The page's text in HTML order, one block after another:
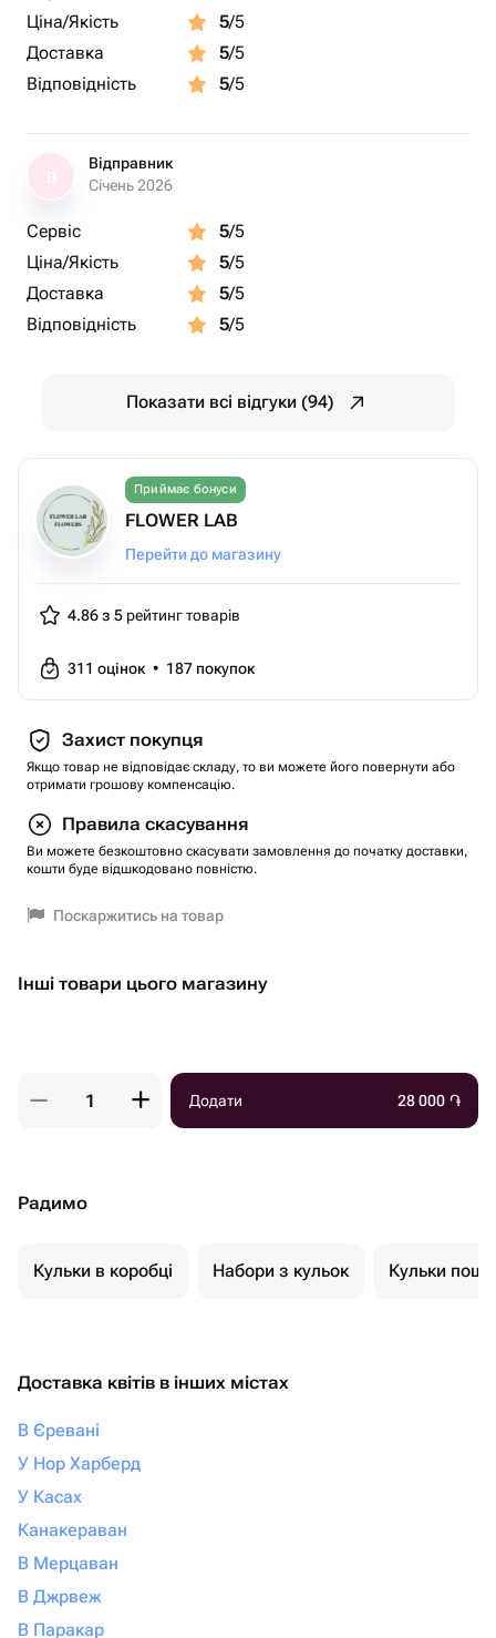
Ціна/Якість
5/5
Доставка
5/5
Відповідність
5/5
Відправник
Січень 2026
Сервіс 5/5
Ціна/Якість
5/5
Доставка
5/5
Відповідність
5/5
Показати всі відгуки (94)
Приймає бонуси
FLOWER LAB
Перейти до магазину
4.86 з 5 рейтинг товарів
311 оцінок • 187 покупок
Захист покупця
Якщо товар не відповідає складу, то ви можете його повернути або
отримати грошову компенсацію.
Правила скасування
Ви можете безкоштовно скасувати замовлення до початку доставки,
кошти буде відшкодовано повністю.
Поскаржитись на товар
Інші товари цього магазину
Додати 28 000 ֏
Радимо
Кульки в коробці Набори з кульок Кульки
Доставка квітів в інших містах
В Єревані
У Нор Харберд
У Касах
Канакераван
В Мерцаван
В Джрвеж
В Паракар